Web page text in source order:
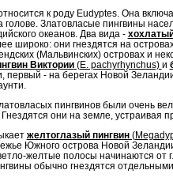
к роду Eudyptes. Она
Златовласые пингвины
океанов. Два вида -
широко: они гнездятся на
(Мальвинских) островах и
Виктории(Е. расhyrhynchus) и
первый - на берегах Новой
пингвинов были очень
они на земле, устраивая
желтоглазый пингвин
Южного острова Новой
желтые полосы начинаются
обычно гнездятся